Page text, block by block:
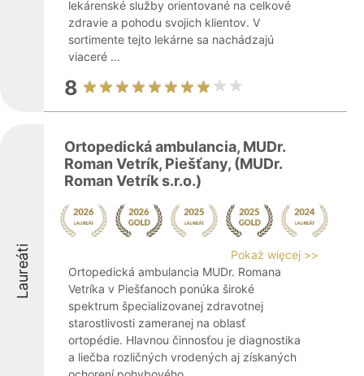
lekárenské služby orientované na celkové
zdravie a pohodu svojich klientov. V
sortimente tejto lekárne sa nachádzajú
viaceré ...
8
Laureáti
Ortopedická ambulancia, MUDr.
Roman Vetrík, Piešťany, (MUDr.
Roman Vetrík s.r.o.)
Pokaż więcej >>
Ortopedická ambulancia MUDr. Romana
Vetríka v Piešťanoch ponúka široké
spektrum špecializovanej zdravotnej
starostlivosti zameranej na oblasť
ortopédie. Hlavnou činnosťou je diagnostika
a liečba rozličných vrodených aj získaných